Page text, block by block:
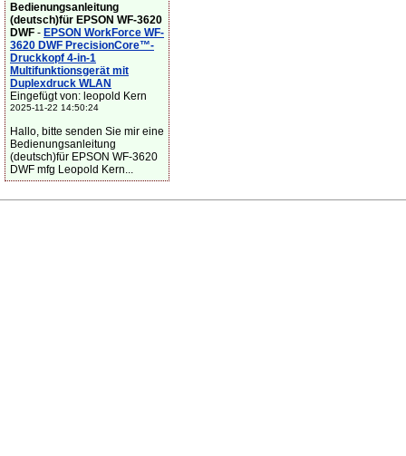
Bedienungsanleitung
(deutsch)für EPSON WF-3620
DWF - EPSON WorkForce WF-
3620 DWF PrecisionCore™-
Druckkopf 4-in-1
Multifunktionsgerät mit
Duplexdruck WLAN
Eingefügt von: leopold Kern
2025-11-22 14:50:24
Hallo, bitte senden Sie mir eine
Bedienungsanleitung
(deutsch)für EPSON WF-3620
DWF mfg Leopold Kern...